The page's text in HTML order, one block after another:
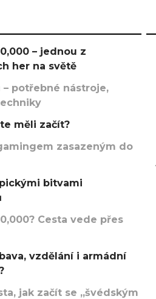
– jednou z
her na světě
potřebné nástroje,
měli začít?
zasazeným do
bitvami
Cesta vede přes
vzdělání i armádní
jak začít se „švédským